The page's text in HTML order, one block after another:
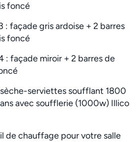
foncé
: façade gris ardoise + 2 barres
foncé
: façade miroir + 2 barres de
serviettes soufflant 1800
avec soufflerie (1000w) Illico
de chauffage pour votre salle